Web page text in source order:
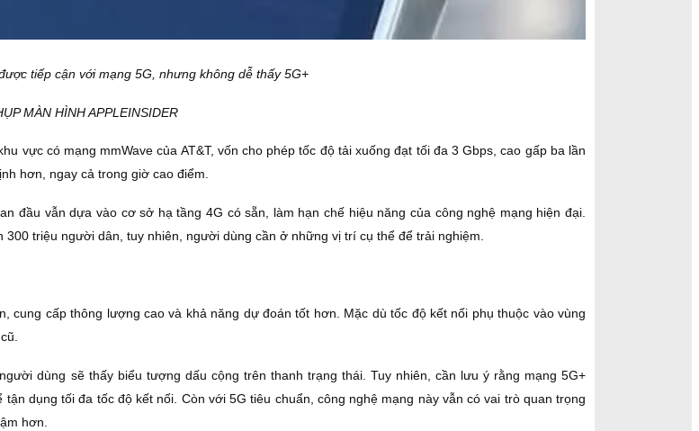
tiếp cận với mạng 5G, nhưng không dễ thấy 5G+
MÀN HÌNH APPLEINSIDER
vực có mạng mmWave của AT&T, vốn cho phép tốc độ tải xuống đạt tối đa 3 Gbps, cao gấp ba lần
hơn, ngay cả trong giờ cao điểm.
đầu vẫn dựa vào cơ sở hạ tầng 4G có sẵn, làm hạn chế hiệu năng của công nghệ mạng hiện đại.
triệu người dân, tuy nhiên, người dùng cần ở những vị trí cụ thể để trải nghiệm.
cấp thông lượng cao và khả năng dự đoán tốt hơn. Mặc dù tốc độ kết nối phụ thuộc vào vùng
dùng sẽ thấy biểu tượng dấu cộng trên thanh trạng thái. Tuy nhiên, cần lưu ý rằng mạng 5G+
dụng tối đa tốc độ kết nối. Còn với 5G tiêu chuẩn, công nghệ mạng này vẫn có vai trò quan trọng
hơn.